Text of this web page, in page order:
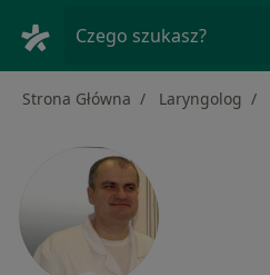
Czego szukasz?
Strona Główna Laryngolog